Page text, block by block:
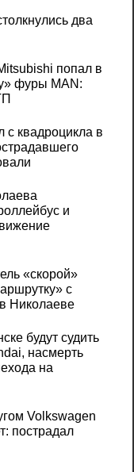
два
попал в
фуры MAN:
с квадроцикла в
и
«скорой»
с
Николаеве
будут судить
насмерть
на
Volkswagen
пострадал